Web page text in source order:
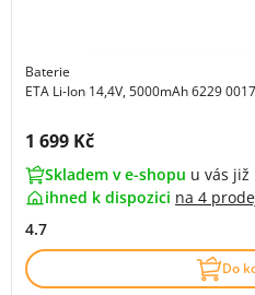
Baterie
ETA Li-Ion 14,4V, 5000mAh 6229
Cena s DPH:
1 699 Kč
Skladem v e-shopu u vás již
ihned k dispozici na 4
4.7
Do